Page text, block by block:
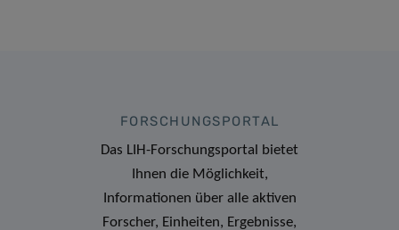
FORSCHUNGSPORTAL
Das LIH-Forschungsportal bietet
Ihnen die Möglichkeit,
Informationen über alle aktiven
Forscher, Einheiten, Ergebnisse,